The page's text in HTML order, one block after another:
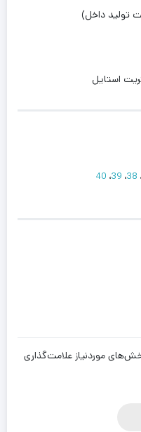
تولید داخل)
استایل
، 38، 39، 40
موردنیاز علامت‌گذاری